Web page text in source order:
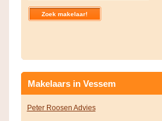
Makelaars in Vessem
Peter Roosen Advies